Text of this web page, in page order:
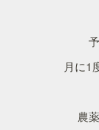
月に1
農